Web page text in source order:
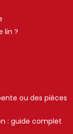
lin ?
ou des pièces
: guide complet